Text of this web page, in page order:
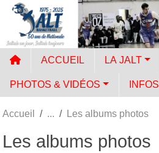
ACCUEIL LA JALT
PHOTOS & VIDÉOS INFOS
Accueil Les albums photos
Les albums photos
Panneau de gestion des cookies